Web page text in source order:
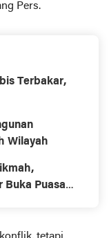
Pers.
Terbakar,
Wilayah
Buka Puasa